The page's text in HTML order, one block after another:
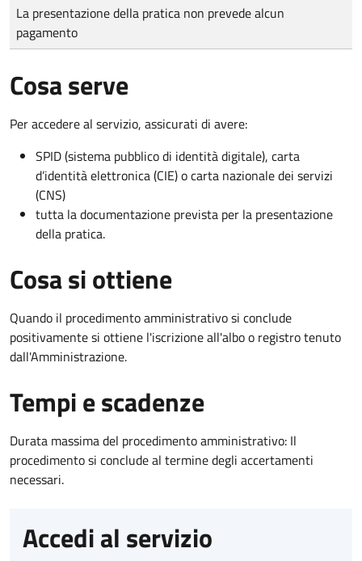
Tipo di pagamento
Importo
La presentazione della pratica non prevede alcun
pagamento
Cosa serve
Per accedere al servizio, assicurati di avere:
SPID (sistema pubblico di identità digitale), carta
d’identità elettronica (CIE) o carta nazionale dei servizi
(CNS)
tutta la documentazione prevista per la presentazione
della pratica.
Cosa si ottiene
Quando il procedimento amministrativo si conclude
positivamente si ottiene l'iscrizione all'albo o registro tenuto
dall'Amministrazione.
Tempi e scadenze
Durata massima del procedimento amministrativo: Il
procedimento si conclude al termine degli accertamenti
necessari.
Accedi al servizio